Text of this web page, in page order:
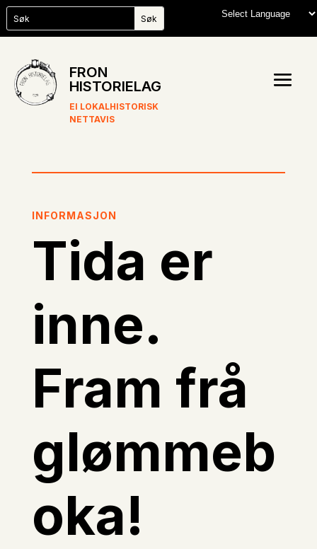
FRON
HISTORIELAG
EI LOKALHISTORISK
NETTAVIS
INFORMASJON
Tida er
inne.
Fram frå
glømmeb
oka!